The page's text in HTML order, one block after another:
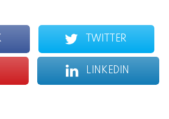
TWITTER
LINKEDIN